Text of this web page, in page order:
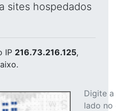
sites hospedados
IP 216.73.216.125,
Digite
lado no